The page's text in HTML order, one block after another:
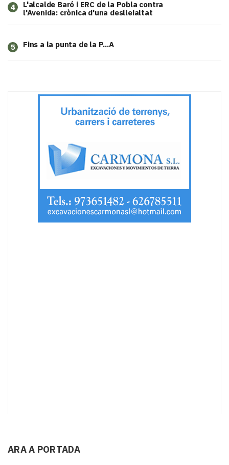
4
L'alcalde Baró i ERC de la Pobla contra
l'Avenida: crònica d'una deslleialtat
5 Fins a la punta de la P...A
ARA A PORTADA